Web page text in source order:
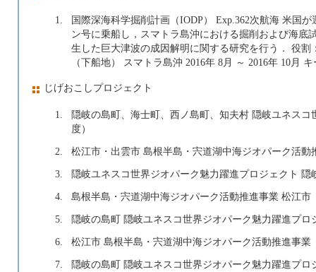
1.
国際深海科学掘削計画（IODP） Exp.362次航海 米国
ン号に乗船し，スマトラ島沖における掘削および海底
生した巨大津波の成因解明に関する研究を行う． 役
（下船地） スマトラ島沖 2016年 8月 ～ 2016年 10月
じげおこしプロジェクト
1.
隠岐の島町、海士町、西ノ島町、知夫村 隠岐ユネス
度）
2.
松江市・出雲市 島根半島・宍道湖中海ジオパーク活動
3.
隠岐ユネスコ世界ジオパーク魅力躍進プロジェクト 隠
4.
島根半島・宍道湖中海ジオパーク活動推進事業 松江市
5.
隠岐の島町 隠岐ユネスコ世界ジオパーク魅力躍進プロ
6.
松江市 島根半島・宍道湖中海ジオパーク活動推進事業
7.
隠岐の島町 隠岐ユネスコ世界ジオパーク魅力躍進プロ